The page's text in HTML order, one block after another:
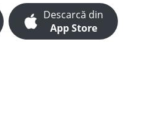
Descarcă din
App Store